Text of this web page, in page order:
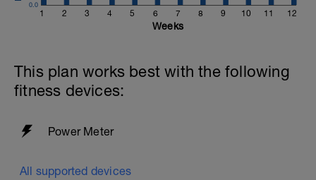
1 2 3 4 5 6 7 8 9 10 11 12
0.0
Weeks
This plan works best with the following
fitness devices:
Power Meter
All supported devices